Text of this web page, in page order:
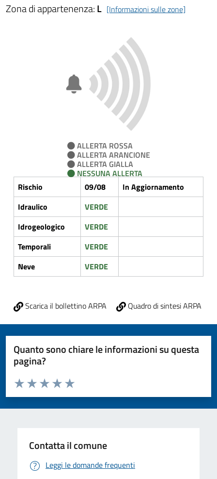
Zona di appartenenza:L [Informazioni sulle zone]
ALLERTA ROSSA
ALLERTA ARANCIONE
ALLERTA GIALLA
NESSUNA ALLERTA
Rischio
09/08
In Aggiornamento
Idraulico
VERDE
Idrogeologico
VERDE
Temporali
VERDE
Neve
VERDE
Scarica il bollettino ARPA Quadro di sintesi ARPA
Quanto sono chiare le informazioni su questa
pagina?
Valuta da 1 a 5 stelle la pagina
Valuta 5 stelle su 5
Valuta 4 stelle su 5
Valuta 3 stelle su 5
Valuta 2 stelle su 5
Valuta 1 stelle su 5
Contatta il comune
Leggi le domande frequenti